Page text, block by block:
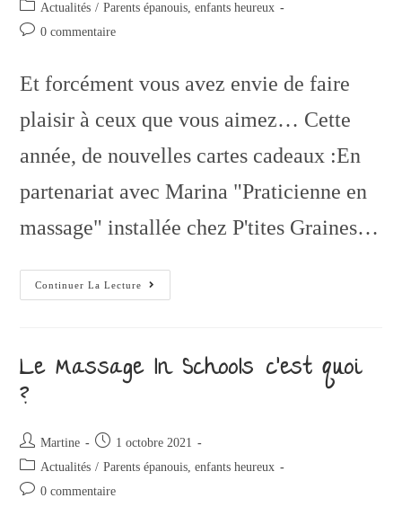
Actualités / Parents épanouis, enfants heureux
0 commentaire
Et forcément vous avez envie de faire
plaisir à ceux que vous aimez… Cette
année, de nouvelles cartes cadeaux :En
partenariat avec Marina "Praticienne en
massage" installée chez P'tites Graines…
Continuer La Lecture
Le Massage In Schools c’est quoi
?
Martine
1 octobre 2021
Actualités / Parents épanouis, enfants heureux
0 commentaire